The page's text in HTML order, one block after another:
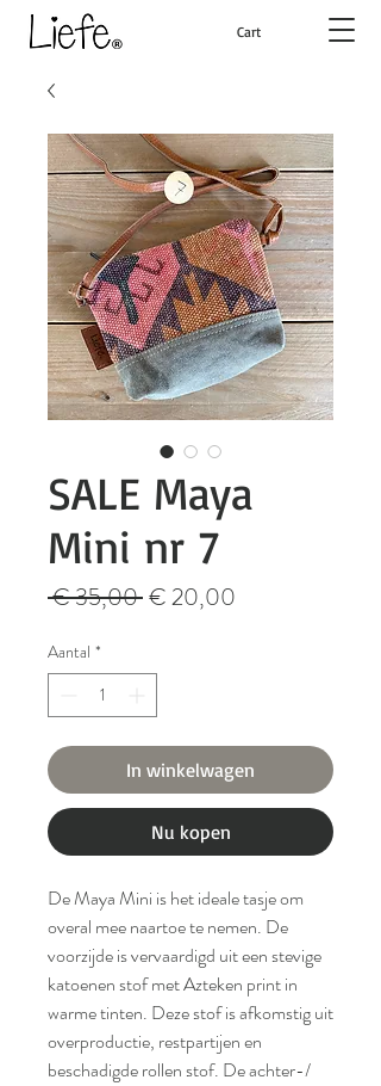
Cart
SALE Maya
Mini nr 7
€ 35,00 Normale
€ 20,00
Aantal *
In winkelwagen
Nu kopen
De Maya Mini is het ideale tasje om
overal mee naartoe te nemen. De
voorzijde is vervaardigd uit een stevige
katoenen stof met Azteken print in
warme tinten. Deze stof is afkomstig uit
overproductie, restpartijen en
beschadigde rollen stof. De achter-/